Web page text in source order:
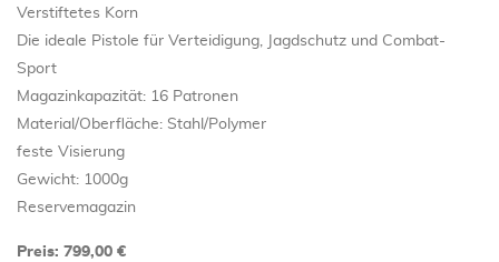
Verstiftetes Korn
Die ideale Pistole für Verteidigung, Jagdschutz und Combat-
Sport
Magazinkapazität: 16 Patronen
Material/Oberfläche: Stahl/Polymer
feste Visierung
Gewicht: 1000g
Reservemagazin
Preis: 799,00 €